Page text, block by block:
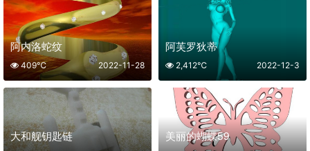
阿内洛蛇纹
2022-11-28
409℃
阿芙罗狄蒂
2022-12-3
2,412℃
大和舰钥匙链 美丽的蝴蝶59